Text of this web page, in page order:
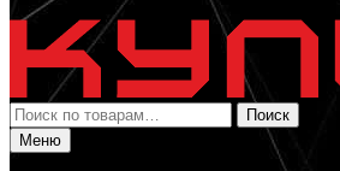
Искать:
Поиск
Меню